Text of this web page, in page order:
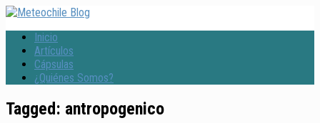
Inicio
Artículos
Cápsulas
¿Quiénes Somos?
Tagged: antropogenico